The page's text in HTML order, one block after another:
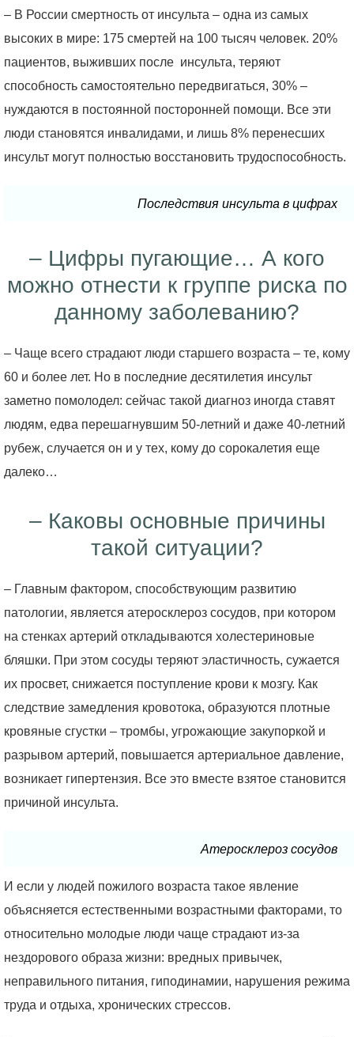
– В России смертность от инсульта – одна из самых
высоких в мире: 175 смертей на 100 тысяч человек. 20%
пациентов, выживших после инсульта, теряют
способность самостоятельно передвигаться, 30% –
нуждаются в постоянной посторонней помощи. Все эти
люди становятся инвалидами, и лишь 8% перенесших
инсульт могут полностью восстановить трудоспособность.
Последствия инсульта в цифрах
– Цифры пугающие… А кого
можно отнести к группе риска по
данному заболеванию?
– Чаще всего страдают люди старшего возраста – те, кому
60 и более лет. Но в последние десятилетия инсульт
заметно помолодел: сейчас такой диагноз иногда ставят
людям, едва перешагнувшим 50-летний и даже 40-летний
рубеж, случается он и у тех, кому до сорокалетия еще
далеко…
– Каковы основные причины
такой ситуации?
– Главным фактором, способствующим развитию
патологии, является атеросклероз сосудов, при котором
на стенках артерий откладываются холестериновые
бляшки. При этом сосуды теряют эластичность, сужается
их просвет, снижается поступление крови к мозгу. Как
следствие замедления кровотока, образуются плотные
кровяные сгустки – тромбы, угрожающие закупоркой и
разрывом артерий, повышается артериальное давление,
возникает гипертензия. Все это вместе взятое становится
причиной инсульта.
Атеросклероз сосудов
И если у людей пожилого возраста такое явление
объясняется естественными возрастными факторами, то
относительно молодые люди чаще страдают из-за
нездорового образа жизни: вредных привычек,
неправильного питания, гиподинамии, нарушения режима
труда и отдыха, хронических стрессов.